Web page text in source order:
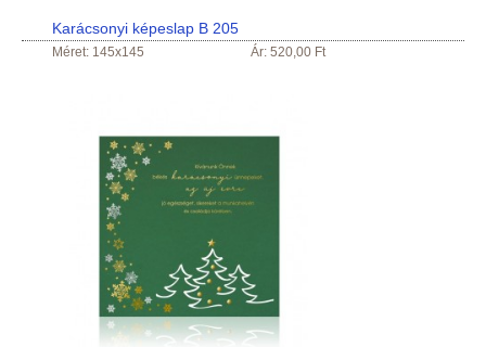
Karácsonyi képeslap B 205
Méret: 145x145 Ár: 520,00 Ft